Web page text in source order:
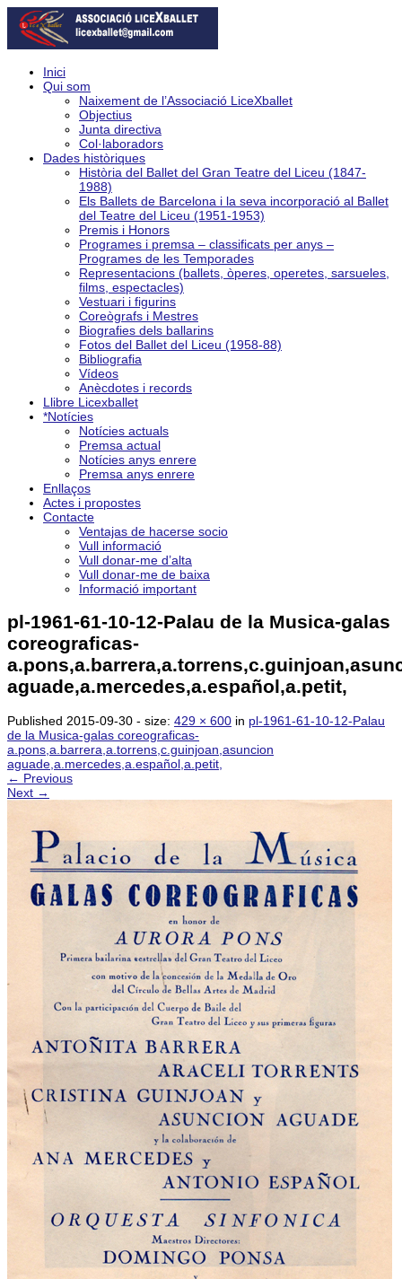
Inici
Qui som
Naixement de l’Associació LiceXballet
Objectius
Junta directiva
Col·laboradors
Dades històriques
Història del Ballet del Gran Teatre del Liceu (1847-
1988)
Els Ballets de Barcelona i la seva incorporació al Ballet
del Teatre del Liceu (1951-1953)
Premis i Honors
Programes i premsa – classificats per anys –
Programes de les Temporades
Representacions (ballets, òperes, operetes, sarsueles,
films, espectacles)
Vestuari i figurins
Coreògrafs i Mestres
Biografies dels ballarins
Fotos del Ballet del Liceu (1958-88)
Bibliografia
Vídeos
Anècdotes i records
Llibre Licexballet
*Notícies
Notícies actuals
Premsa actual
Notícies anys enrere
Premsa anys enrere
Enllaços
Actes i propostes
Contacte
Ventajas de hacerse socio
Vull informació
Vull donar-me d’alta
Vull donar-me de baixa
Informació important
pl-1961-61-10-12-Palau de la Musica-galas
coreograficas-
aguade,a.mercedes,a.español,a.petit,
Published 2015-09-30 - size: 429 × 600 in pl-1961-61-10-12-Palau
de la Musica-galas coreograficas-
a.pons,a.barrera,a.torrens,c.guinjoan,asuncion
aguade,a.mercedes,a.español,a.petit,
← Previous
Next →